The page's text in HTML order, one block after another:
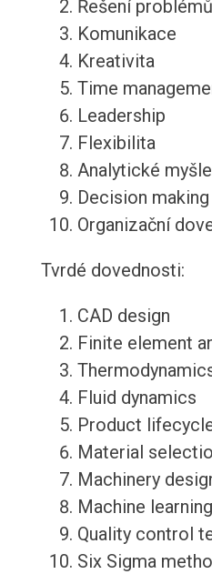
Řešení problémů
Komunikace
Kreativita
Time
Leadership
Flexibilita
Analytické
Decision making
Organizační
Tvrdé dovednosti:
CAD design
Finite element
Fluid dynamics
Product
Material
Machinery
Machine
Quality control
Six Sigma